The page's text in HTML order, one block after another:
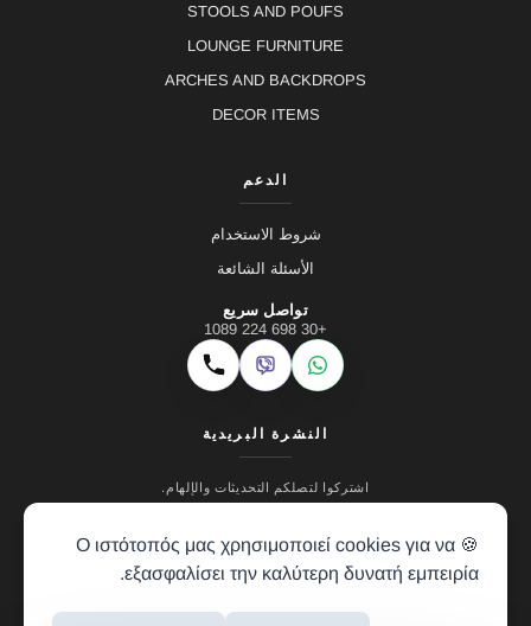
STOOLS AND POUFS
LOUNGE FURNITURE
ARCHES AND BACKDROPS
DECOR ITEMS
الدعم
شروط الاستخدام
الأسئلة الشائعة
تواصل سريع
+30 698 224 1089
WhatsApp
Viber اتصال
النشرة البريدية
اشتركوا لتصلكم التحديثات والإلهام.
🍪 Ο ιστότοπός μας χρησιμοποιεί cookies για να
εξασφαλίσει την καλύτερη δυνατή εμπειρία.